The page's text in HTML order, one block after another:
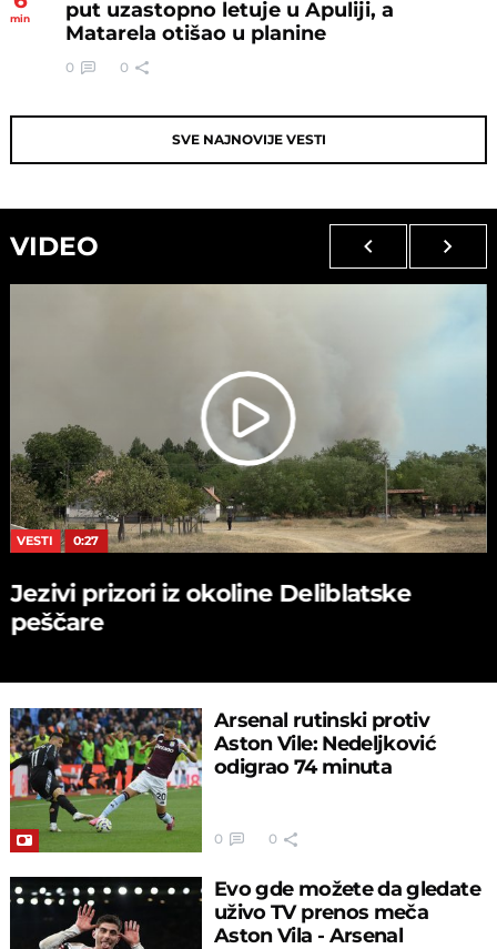
min
put uzastopno letuje u Apuliji, a
Matarela otišao u planine
0 0
SVE NAJNOVIJE VESTI
VIDEO
VESTI 0:27
Jezivi prizori iz okoline Deliblatske
peščare
Arsenal rutinski protiv
Aston Vile: Nedeljković
odigrao 74 minuta
0 0
Evo gde možete da gledate
uživo TV prenos meča
Aston Vila - Arsenal